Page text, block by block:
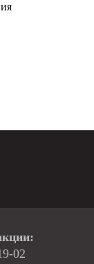
02